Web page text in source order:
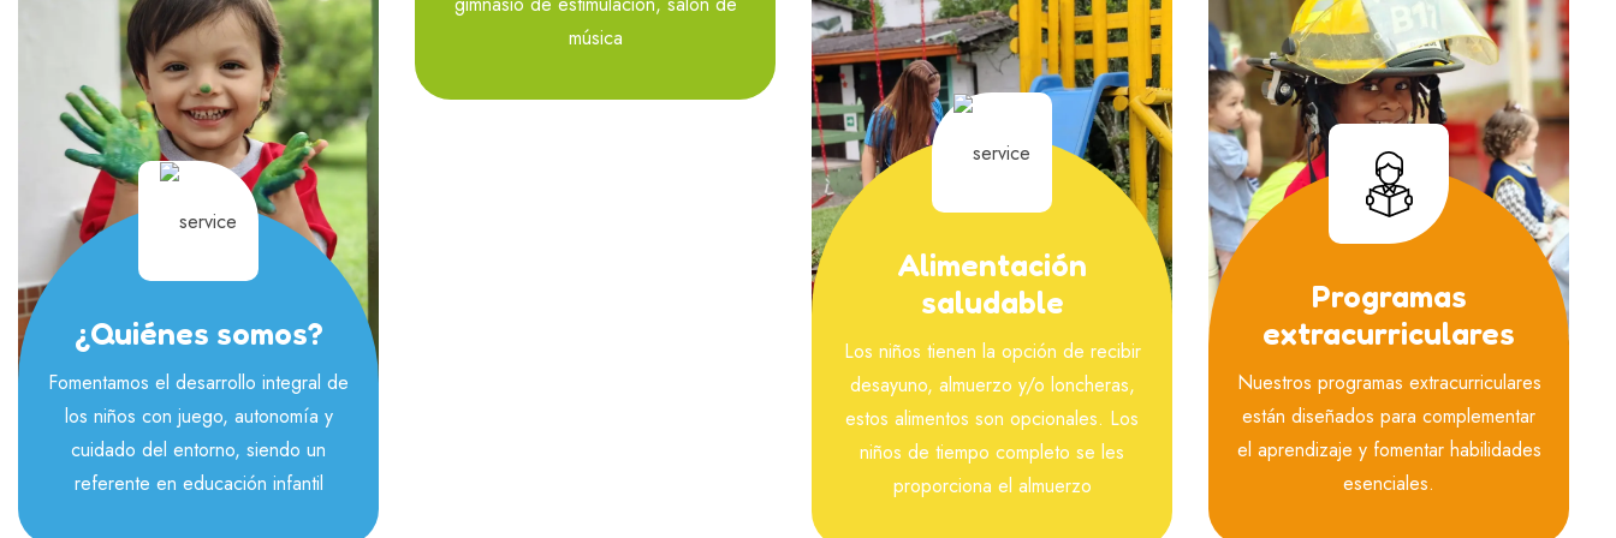
¿Quiénes somos?
Fomentamos el desarrollo integral de
los niños con juego, autonomía y
cuidado del entorno, siendo un
referente en educación infantil
música
Alimentación
saludable
Los niños tienen la opción de recibir
desayuno, almuerzo y/o loncheras,
estos alimentos son opcionales. Los
niños de tiempo completo se les
proporciona el almuerzo
Programas
extracurriculares
Nuestros programas extracurriculares
están diseñados para complementar
el aprendizaje y fomentar habilidades
esenciales.